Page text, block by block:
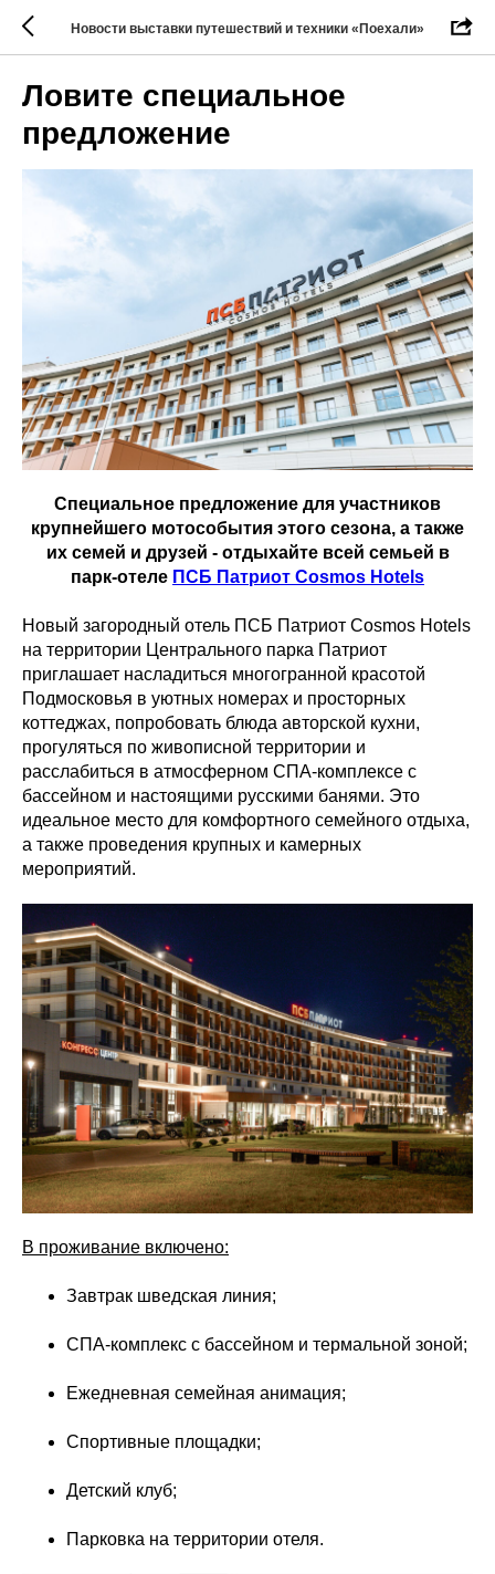
Новости выставки путешествий и техники «Поехали»
Ловите специальное
предложение
Специальное предложение для участников
крупнейшего мотособытия этого сезона, а также
их семей и друзей - отдыхайте всей семьей в
парк-отеле ПСБ Патриот Cosmos Hotels
Новый загородный отель ПСБ Патриот Cosmos Hotels
на территории Центрального парка Патриот
приглашает насладиться многогранной красотой
Подмосковья в уютных номерах и просторных
коттеджах, попробовать блюда авторской кухни,
прогуляться по живописной территории и
расслабиться в атмосферном СПА-комплексе с
бассейном и настоящими русскими банями. Это
идеальное место для комфортного семейного отдыха,
а также проведения крупных и камерных
мероприятий.
В проживание включено:
Завтрак шведская линия;
СПА-комплекс с бассейном и термальной зоной;
Ежедневная семейная анимация;
Спортивные площадки;
Детский клуб;
Парковка на территории отеля.